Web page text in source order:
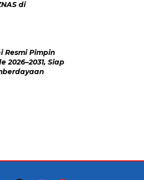
di
Resmi Pimpin
2026–2031, Siap